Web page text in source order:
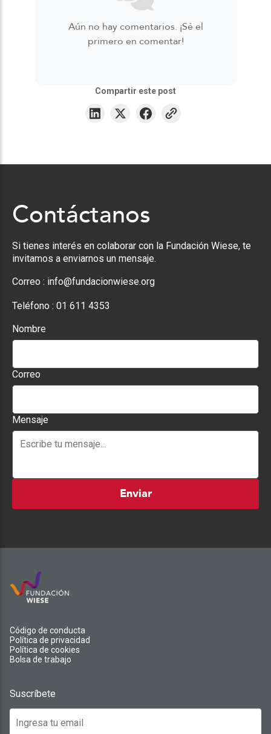
Aún no hay comentarios. ¡Sé el
primero en comentar!
Compartir este post
Contáctanos
Si tienes interés en colaborar con la Fundación Wiese, te
invitamos a enviarnos un mensaje.
Correo : info@fundacionwiese.org
Teléfono : 01 611 4353
Nombre
Correo
Mensaje
Enviar
Código de conducta
Política de privacidad
Política de cookies
Bolsa de trabajo
Suscríbete